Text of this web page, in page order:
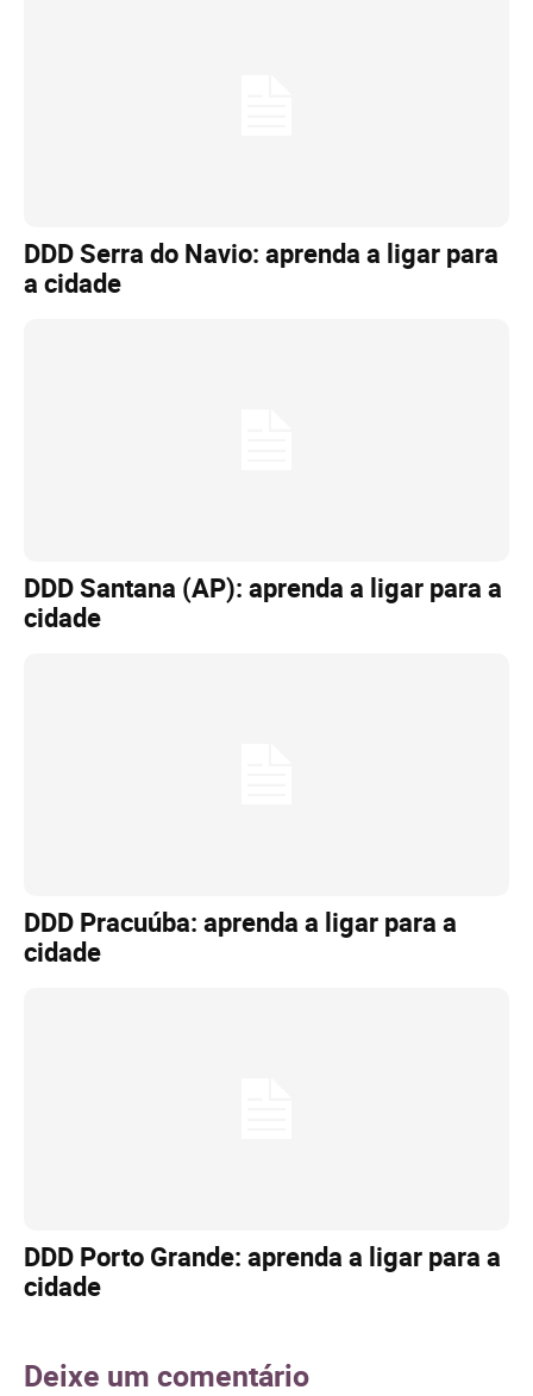
DDD Serra do Navio: aprenda a ligar para
a cidade
DDD Santana (AP): aprenda a ligar para a
cidade
DDD Pracuúba: aprenda a ligar para a
cidade
DDD Porto Grande: aprenda a ligar para a
cidade
Deixe um comentário